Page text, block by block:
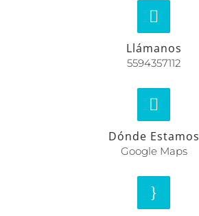
Llámanos
5594357112
Dónde Estamos
Google Maps